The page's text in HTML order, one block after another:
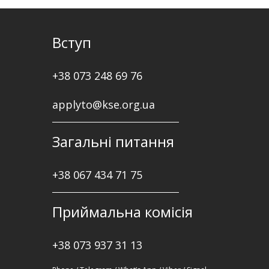
Вступ
+38 073 248 69 76
applyto@kse.org.ua
Загальні питання
+38 067 434 71 75
Приймальна комісія
+38 073 937 31 13